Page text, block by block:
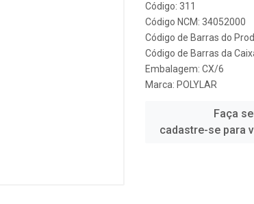
Código: 311
Código NCM: 34052000
Código de Barras do
Código de Barras da
Embalagem: CX/6
Marca: POLYLAR
Faça
cadastre-se para